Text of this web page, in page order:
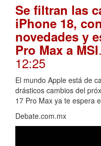
Se filtran las
iPhone 18,
novedades y
Pro Max a MSI
12:25
El mundo Apple está de
drásticos cambios del
17 Pro Max ya te espera
Debate.com.mx